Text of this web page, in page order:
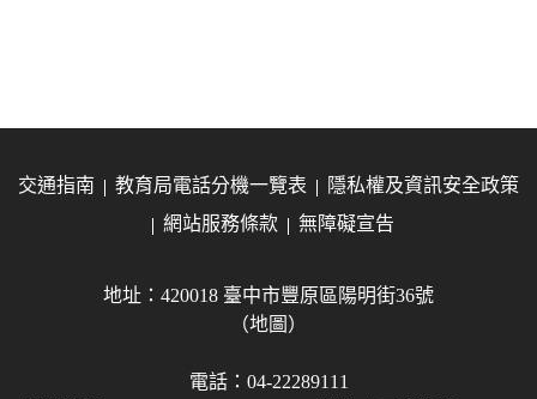
交通指南 教育局電話分機一覽表
隱私權及資訊安全政策
網站服務條款
無障礙宣告
地址：420018 臺中市豐原區陽明街36號
（地圖）
電話：04-22289111